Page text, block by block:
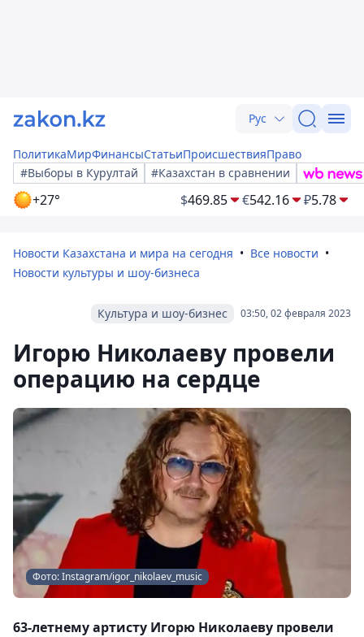
Рус
ПолитикаМирФинансыСтатьиПроисшествияПраво
#Выборы в Курултай
#Казахстан в сравнении
+27° $469.85 €542.16 ₽5.78
Новости Казахстана и мира на сегодня
Все новости
Новости культуры и шоу-бизнеса
03:50, 02 февраля 2023
Культура и шоу-бизнес
Игорю Николаеву провели
операцию на сердце
Фото: Instagram/igor_nikolaev_music
63-летнему артисту Игорю Николаеву провели